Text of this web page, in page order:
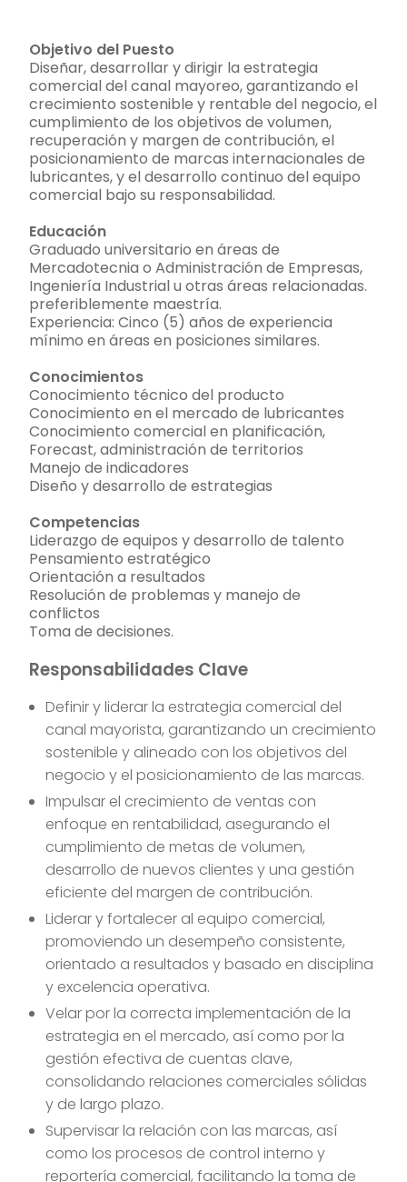
Objetivo del Puesto
Diseñar, desarrollar y dirigir la estrategia
comercial del canal mayoreo, garantizando el
crecimiento sostenible y rentable del negocio, el
cumplimiento de los objetivos de volumen,
recuperación y margen de contribución, el
posicionamiento de marcas internacionales de
lubricantes, y el desarrollo continuo del equipo
comercial bajo su responsabilidad.
Educación
Graduado universitario en áreas de
Mercadotecnia o Administración de Empresas,
Ingeniería Industrial u otras áreas relacionadas.
preferiblemente maestría.
Experiencia: Cinco (5) años de experiencia
mínimo en áreas en posiciones similares.
Conocimientos
Conocimiento técnico del producto
Conocimiento en el mercado de lubricantes
Conocimiento comercial en planificación,
Forecast, administración de territorios
Manejo de indicadores
Diseño y desarrollo de estrategias
Competencias
Liderazgo de equipos y desarrollo de talento
Pensamiento estratégico
Orientación a resultados
Resolución de problemas y manejo de
conflictos
Toma de decisiones.
Responsabilidades Clave
Definir y liderar la estrategia comercial del
canal mayorista, garantizando un crecimiento
sostenible y alineado con los objetivos del
negocio y el posicionamiento de las marcas.
Impulsar el crecimiento de ventas con
enfoque en rentabilidad, asegurando el
cumplimiento de metas de volumen,
desarrollo de nuevos clientes y una gestión
eficiente del margen de contribución.
Liderar y fortalecer al equipo comercial,
promoviendo un desempeño consistente,
orientado a resultados y basado en disciplina
y excelencia operativa.
Velar por la correcta implementación de la
estrategia en el mercado, así como por la
gestión efectiva de cuentas clave,
consolidando relaciones comerciales sólidas
y de largo plazo.
Supervisar la relación con las marcas, así
como los procesos de control interno y
reportería comercial, facilitando la toma de